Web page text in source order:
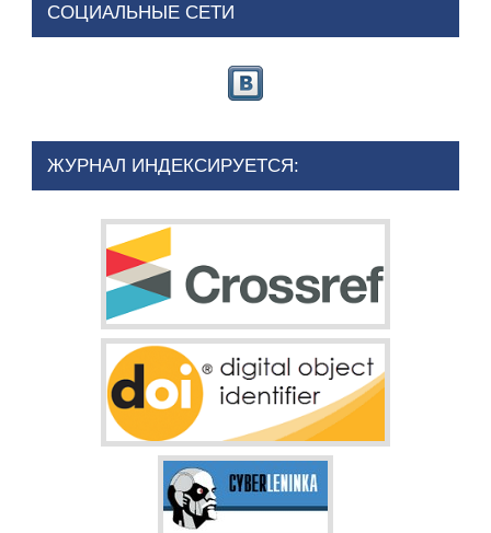
СОЦИАЛЬНЫЕ СЕТИ
ЖУРНАЛ ИНДЕКСИРУЕТСЯ: